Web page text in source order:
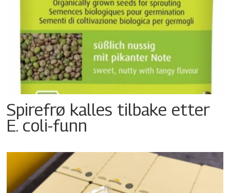
Spirefrø kalles tilbake etter
E. coli-funn